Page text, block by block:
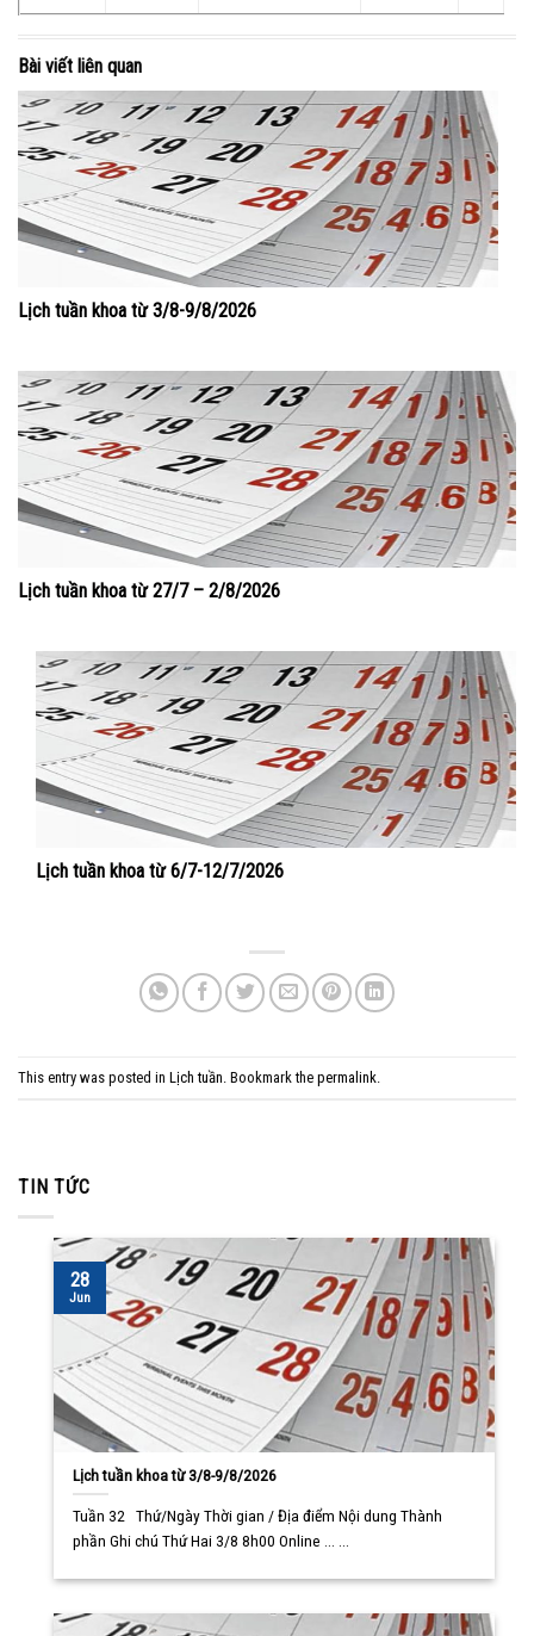
Bài viết liên quan
Lịch tuần khoa từ 3/8-9/8/2026
Lịch tuần khoa từ 27/7 – 2/8/2026
Lịch tuần khoa từ 6/7-12/7/2026
This entry was posted in Lịch tuần . Bookmark the permalink
TIN TỨC
Lịch tuần khoa từ 3/8-9/8/2026
Tuần 32 Thứ/Ngày Thời gian / Địa điểm Nội dung Thành
phần Ghi chú Thứ Hai 3/8 8h00 Online ... ...
28
Jun